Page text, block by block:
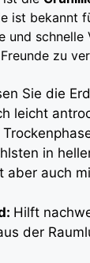
ist bekannt
und schnelle
zu
Sie die
leicht
in
aber auch
Hilft
der